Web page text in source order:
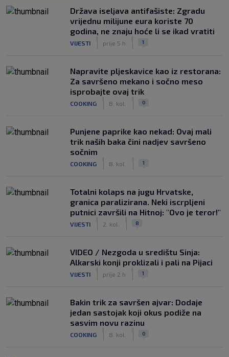
Država iseljava antifašiste: Zgradu
vrijednu milijune eura koriste 70
godina, ne znaju hoće li se ikad vratiti
VIJESTI prije 5 h 1
Napravite pljeskavice kao iz restorana:
Za savršeno mekano i sočno meso
isprobajte ovaj trik
COOKING 8. kol. 0
Punjene paprike kao nekad: Ovaj mali
trik naših baka čini nadjev savršeno
sočnim
COOKING 8. kol. 1
Totalni kolaps na jugu Hrvatske,
granica paralizirana. Neki iscrpljeni
putnici završili na Hitnoj: "Ovo je teror!"
VIJESTI 2. kol. 8
VIDEO / Nezgoda u središtu Sinja:
Alkarski konji proklizali i pali na Pijaci
VIJESTI prije 2 h 1
Bakin trik za savršen ajvar: Dodaje
jedan sastojak koji okus podiže na
sasvim novu razinu
COOKING 8. kol. 0